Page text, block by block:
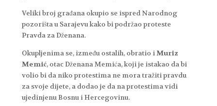
Veliki broj građana okupio se ispred Narodnog
pozorišta u Sarajevu kako bi podržao proteste
Pravda za Dženana.
Okupljenima se, između ostalih, obratio iMuriz
Memić, otac Dženana Memića, koji je istakao da bi
volio bi da niko protestima ne mora tražiti pravdu
za svoje dijete, a dodao je da na protestima vidi
ujedinjenu Bosnu i Hercegovinu.